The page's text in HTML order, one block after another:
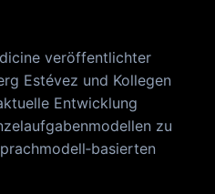
veröffentlichter
Estévez und Kollegen
Entwicklung
zu